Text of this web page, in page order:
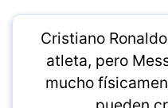
Cristiano
atleta, pero
mucho